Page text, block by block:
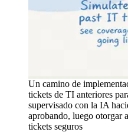
Un camino de
tickets de TI anteriores
supervisado con la IA
aprobando, luego otorgar
tickets seguros